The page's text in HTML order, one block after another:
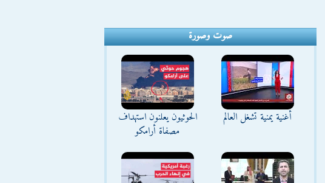
صوت وصورة
أغنية يمنية تشغل العالم
الحوثيون يعلنون استهداف
مصفاة أرامكو